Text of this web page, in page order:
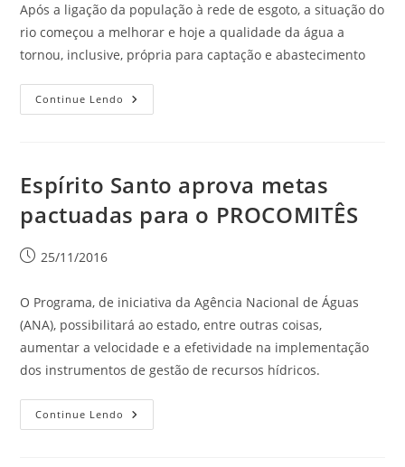
Após a ligação da população à rede de esgoto, a situação do
rio começou a melhorar e hoje a qualidade da água a
tornou, inclusive, própria para captação e abastecimento
Continue Lendo
Espírito Santo aprova metas
pactuadas para o PROCOMITÊS
25/11/2016
O Programa, de iniciativa da Agência Nacional de Águas
(ANA), possibilitará ao estado, entre outras coisas,
aumentar a velocidade e a efetividade na implementação
dos instrumentos de gestão de recursos hídricos.
Continue Lendo